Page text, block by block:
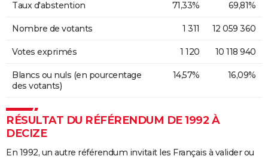
Taux d'abstention 71,33% 69,81%
Nombre de votants 1 311 12 059 360
Votes exprimés 1 120 10 118 940
Blancs ou nuls (en pourcentage
des votants)
14,57% 16,09%
RÉSULTAT DU RÉFÉRENDUM DE 1992 À
DECIZE
En 1992, un autre référendum invitait les Français à valider ou